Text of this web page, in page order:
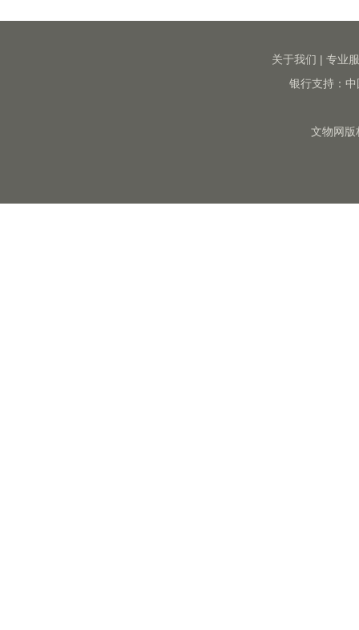
关于我们 | 专业
银行支持：
文物网